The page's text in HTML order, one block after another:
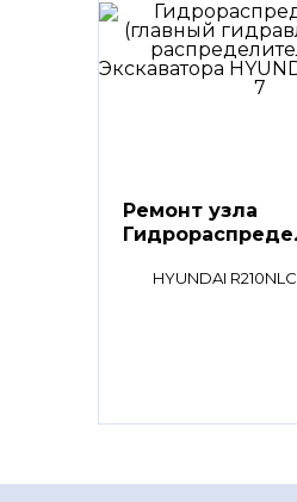
Ремонт узла
HYUNDAI